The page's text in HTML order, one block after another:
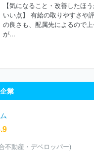
洋合成工業株式会社 ほか(3282
【気になること・改善したほ
いい点】 有給の取りやすさや
の良さも、配属先によるので
が...
業
不動産・デベロッパー)